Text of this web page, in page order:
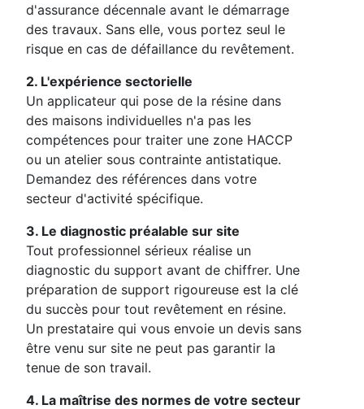
d'assurance décennale avant le démarrage
des travaux. Sans elle, vous portez seul le
risque en cas de défaillance du revêtement.
2. L'expérience sectorielle
Un applicateur qui pose de la résine dans
des maisons individuelles n'a pas les
compétences pour traiter une zone HACCP
ou un atelier sous contrainte antistatique.
Demandez des références dans votre
secteur d'activité spécifique.
3. Le diagnostic préalable sur site
Tout professionnel sérieux réalise un
diagnostic du support avant de chiffrer. Une
préparation de support rigoureuse est la clé
du succès pour tout revêtement en résine.
Un prestataire qui vous envoie un devis sans
être venu sur site ne peut pas garantir la
tenue de son travail.
4. La maîtrise des normes de votre secteur